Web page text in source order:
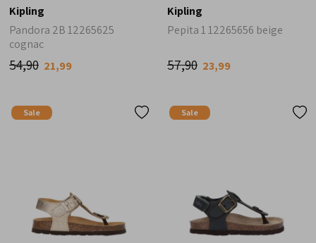
Kipling
Pandora 2B 12265625
cognac
54,90 21,99
Kipling
Pepita 1 12265656 beige
57,90 23,99
Sale Sale